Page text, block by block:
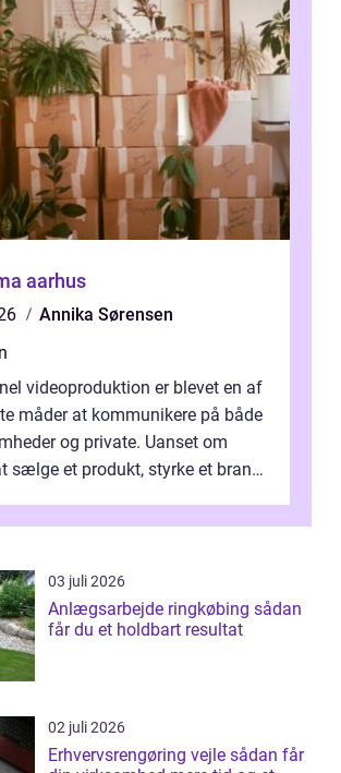
aarhus
Annika Sørensen
videoproduktion er blevet en af
måder at kommunikere på både
og private. Uanset om
sælge et produkt, styrke et brand,
03 juli 2026
Anlægsarbejde ringkøbing sådan
får du et holdbart resultat
02 juli 2026
Erhvervsrengøring vejle sådan får